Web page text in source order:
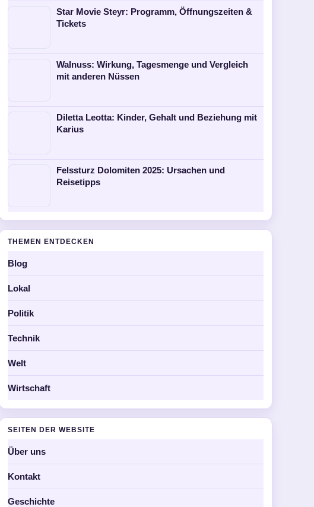
Star Movie Steyr: Programm, Öffnungszeiten &
Tickets
Walnuss: Wirkung, Tagesmenge und Vergleich
mit anderen Nüssen
Diletta Leotta: Kinder, Gehalt und Beziehung mit
Karius
Felssturz Dolomiten 2025: Ursachen und
Reisetipps
THEMEN ENTDECKEN
Blog
Lokal
Politik
Technik
Welt
Wirtschaft
SEITEN DER WEBSITE
Über uns
Kontakt
Geschichte